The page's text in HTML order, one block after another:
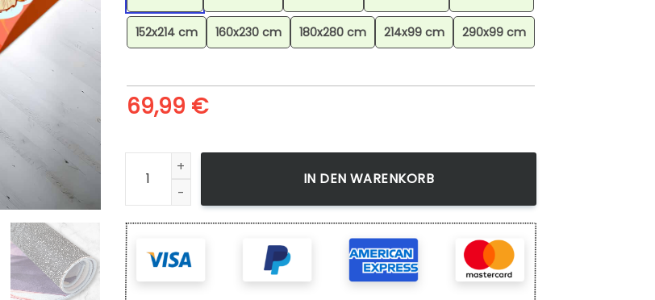
152x214 cm 160x230 cm 180x280 cm 214x99 cm 290x99 cm
69,99 €
Arkani Pokmon Die Legende Arcanine Pokemon The Legend Teppich, Langlebige Qualität
IN DEN WARENKORB